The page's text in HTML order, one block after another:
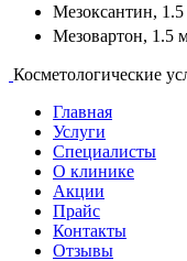
Мезоксантин,
Мезовартон,
Косметологические
Главная
Услуги
Специалисты
О клинике
Акции
Прайс
Контакты
Отзывы